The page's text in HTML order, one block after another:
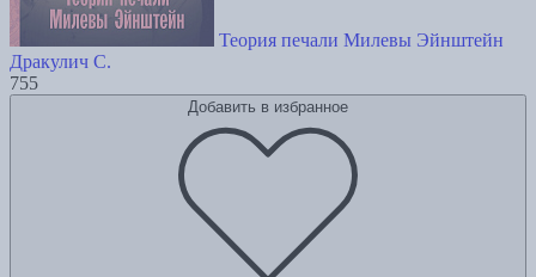
Теория печали Милевы Эйнштейн
Дракулич С.
755
Добавить в избранное